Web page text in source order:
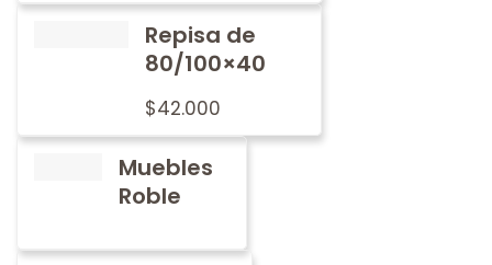
Repisa de
80/100×40
$42.000
Muebles
Roble